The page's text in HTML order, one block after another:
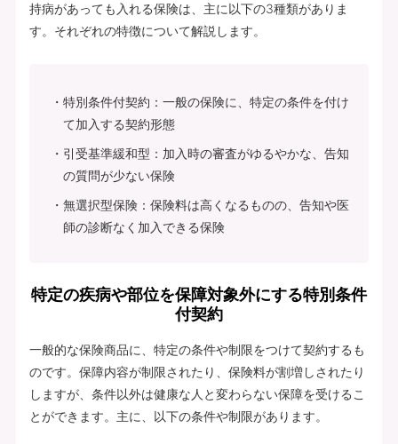
持病があっても入れる保険は、主に以下の3種類がありま
す。それぞれの特徴について解説します。
特別条件付契約：一般の保険に、特定の条件を付け
て加入する契約形態
引受基準緩和型：加入時の審査がゆるやかな、告知
の質問が少ない保険
無選択型保険：保険料は高くなるものの、告知や医
師の診断なく加入できる保険
特定の疾病や部位を保障対象外にする特別条件
付契約
一般的な保険商品に、特定の条件や制限をつけて契約するも
のです。保障内容が制限されたり、保険料が割増しされたり
しますが、条件以外は健康な人と変わらない保障を受けるこ
とができます。主に、以下の条件や制限があります。